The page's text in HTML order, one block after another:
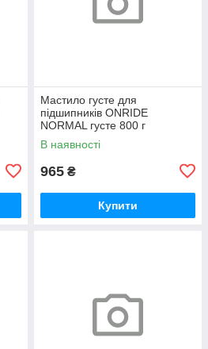
Мастило густе для
підшипників ONRIDE
NORMAL густе 800 г
(металева банка)
В наявності
965 ₴
Купити